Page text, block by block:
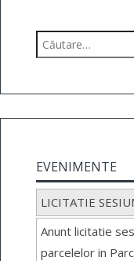
Caută
după:
EVENIMENTE
LICITATIE
Anunt licitatie
parcelelor in